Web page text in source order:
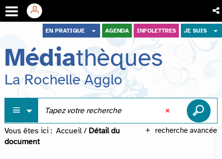
menu
contenu
recherche
EN PRATIQUE AGENDA INFOLETTRES JE SUIS
Médiathèques
La Rochelle Agglo
recherche avancée
Vous êtes ici : Accueil / Détail du
document